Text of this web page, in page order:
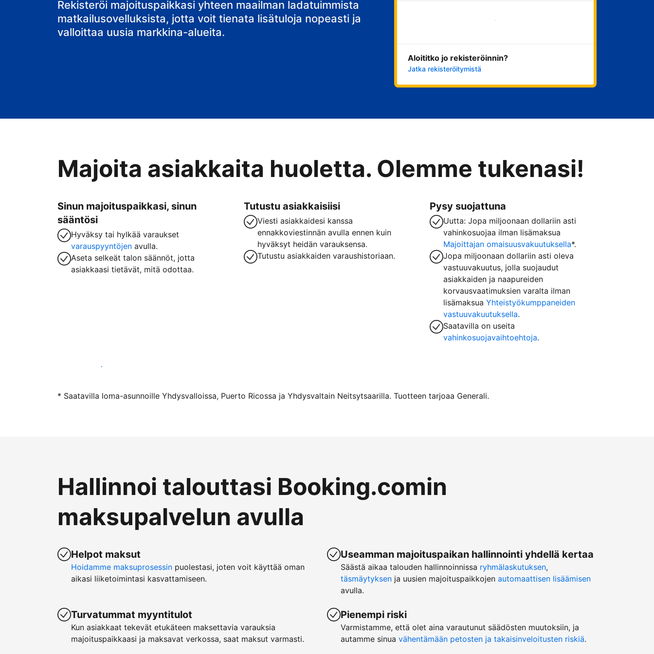
Rekisteröi majoituspaikkasi yhteen maailman ladatuimmista
matkailusovelluksista, jotta voit tienata lisätuloja nopeasti ja
valloittaa uusia markkina-alueita.
Aloita nyt
Aloititko jo rekisteröinnin?
Jatka rekisteröitymistä
Majoita asiakkaita huoletta. Olemme tukenasi!
Sinun majoituspaikkasi, sinun
sääntösi
Hyväksy tai hylkää varaukset
varauspyyntöjen avulla.
Aseta selkeät talon säännöt, jotta
asiakkaasi tietävät, mitä odottaa.
Tutustu asiakkaisiisi
Viesti asiakkaidesi kanssa
ennakkoviestinnän avulla ennen kuin
hyväksyt heidän varauksensa.
Tutustu asiakkaiden varaushistoriaan.
Pysy suojattuna
Uutta: Jopa miljoonaan dollariin asti
vahinkosuojaa ilman lisämaksua
Majoittajan omaisuusvakuutuksella*.
Jopa miljoonaan dollariin asti oleva
vastuuvakuutus, jolla suojaudut
asiakkaiden ja naapureiden
korvausvaatimuksien varalta ilman
lisämaksuaYhteistyökumppaneiden
vastuuvakuutuksella.
Saatavilla on useita
vahinkosuojavaihtoehtoja.
Ryhdy majoittajaksi
* Saatavilla loma-asunnoille Yhdysvalloissa, Puerto Ricossa ja Yhdysvaltain Neitsytsaarilla. Tuotteen tarjoaa Generali.
Hallinnoi talouttasi Booking.comin
maksupalvelun avulla
Helpot maksut
Hoidamme maksuprosessin puolestasi, joten voit käyttää oman
aikasi liiketoimintasi kasvattamiseen.
Turvatummat myyntitulot
Kun asiakkaat tekevät etukäteen maksettavia varauksia
majoituspaikkaasi ja maksavat verkossa, saat maksut varmasti.
Useamman majoituspaikan hallinnointi yhdellä kertaa
Säästä aikaa talouden hallinnoinnissa ryhmälaskutuksen,
täsmäytyksen ja uusien majoituspaikkojen automaattisen lisäämisen
avulla.
Pienempi riski
Varmistamme, että olet aina varautunut säädösten muutoksiin, ja
autamme sinua vähentämään petosten ja takaisinveloitusten riskiä.